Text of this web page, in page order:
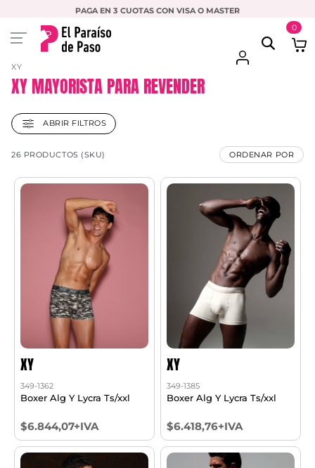
PAGA EN 3 CUOTAS CON VISA O MASTER
0
XY
XY MAYORISTA PARA REVENDER
ABRIR FILTROS
26 PRODUCTOS (SKU) ORDENAR POR
XY
349-1362
Boxer Alg Y Lycra Ts/xxl
$6.844,07+IVA
XY
349-1385
Boxer Alg Y Lycra Ts/xxl
$6.418,76+IVA